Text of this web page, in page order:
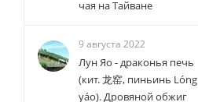
чая на Тайване
9 августа 2022
Лун Яо - драконья печь
(кит. 龙窑, пиньинь Lóng
yáo). Дровяной обжиг